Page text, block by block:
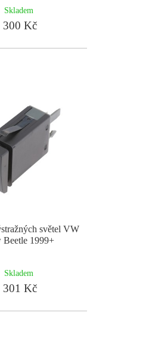
Skladem
300 Kč
světel VW
Beetle 1999+
Skladem
301 Kč